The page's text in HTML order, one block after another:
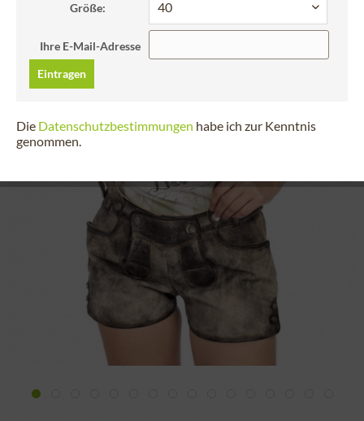
Größe:
Ihre E-Mail-Adresse
Eintragen
Die Datenschutzbestimmungen habe ich zur Kenntnis
genommen.